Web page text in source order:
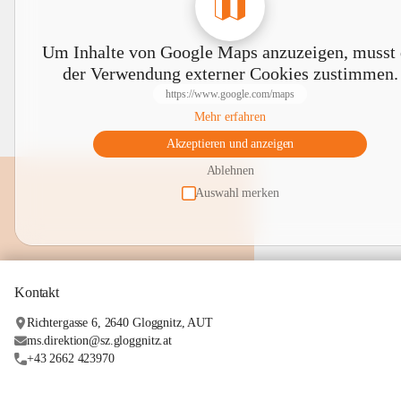
Um Inhalte von Google Maps anzuzeigen, musst
der Verwendung externer Cookies zustimmen.
https://www.google.com/maps
Mehr erfahren
Akzeptieren und anzeigen
Ablehnen
Auswahl merken
Kontakt
Richtergasse 6, 2640 Gloggnitz, AUT
ms.direktion@sz.gloggnitz.at
+43 2662 423970